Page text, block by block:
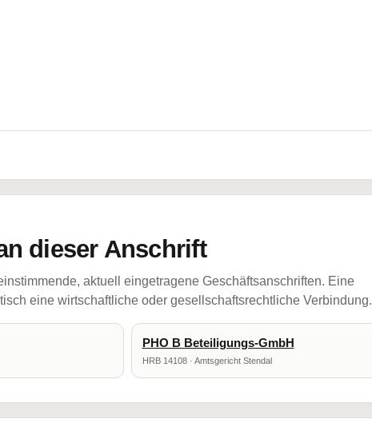
dieser Anschrift
aktuell eingetragene Geschäftsanschriften. Eine
eine wirtschaftliche oder gesellschaftsrechtliche Verbindung.
PHO B Beteiligungs-GmbH
HRB 14108 · Amtsgericht Stendal